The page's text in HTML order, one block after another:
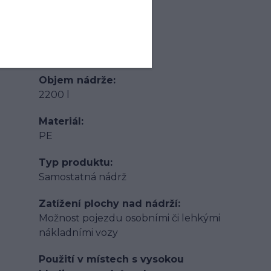
Objem nádrže
2200 l
Materiál
PE
Typ produktu
Samostatná nádrž
Zatížení plochy nad nádrží
Možnost pojezdu osobními či lehkými
nákladními vozy
Použití v místech s vysokou